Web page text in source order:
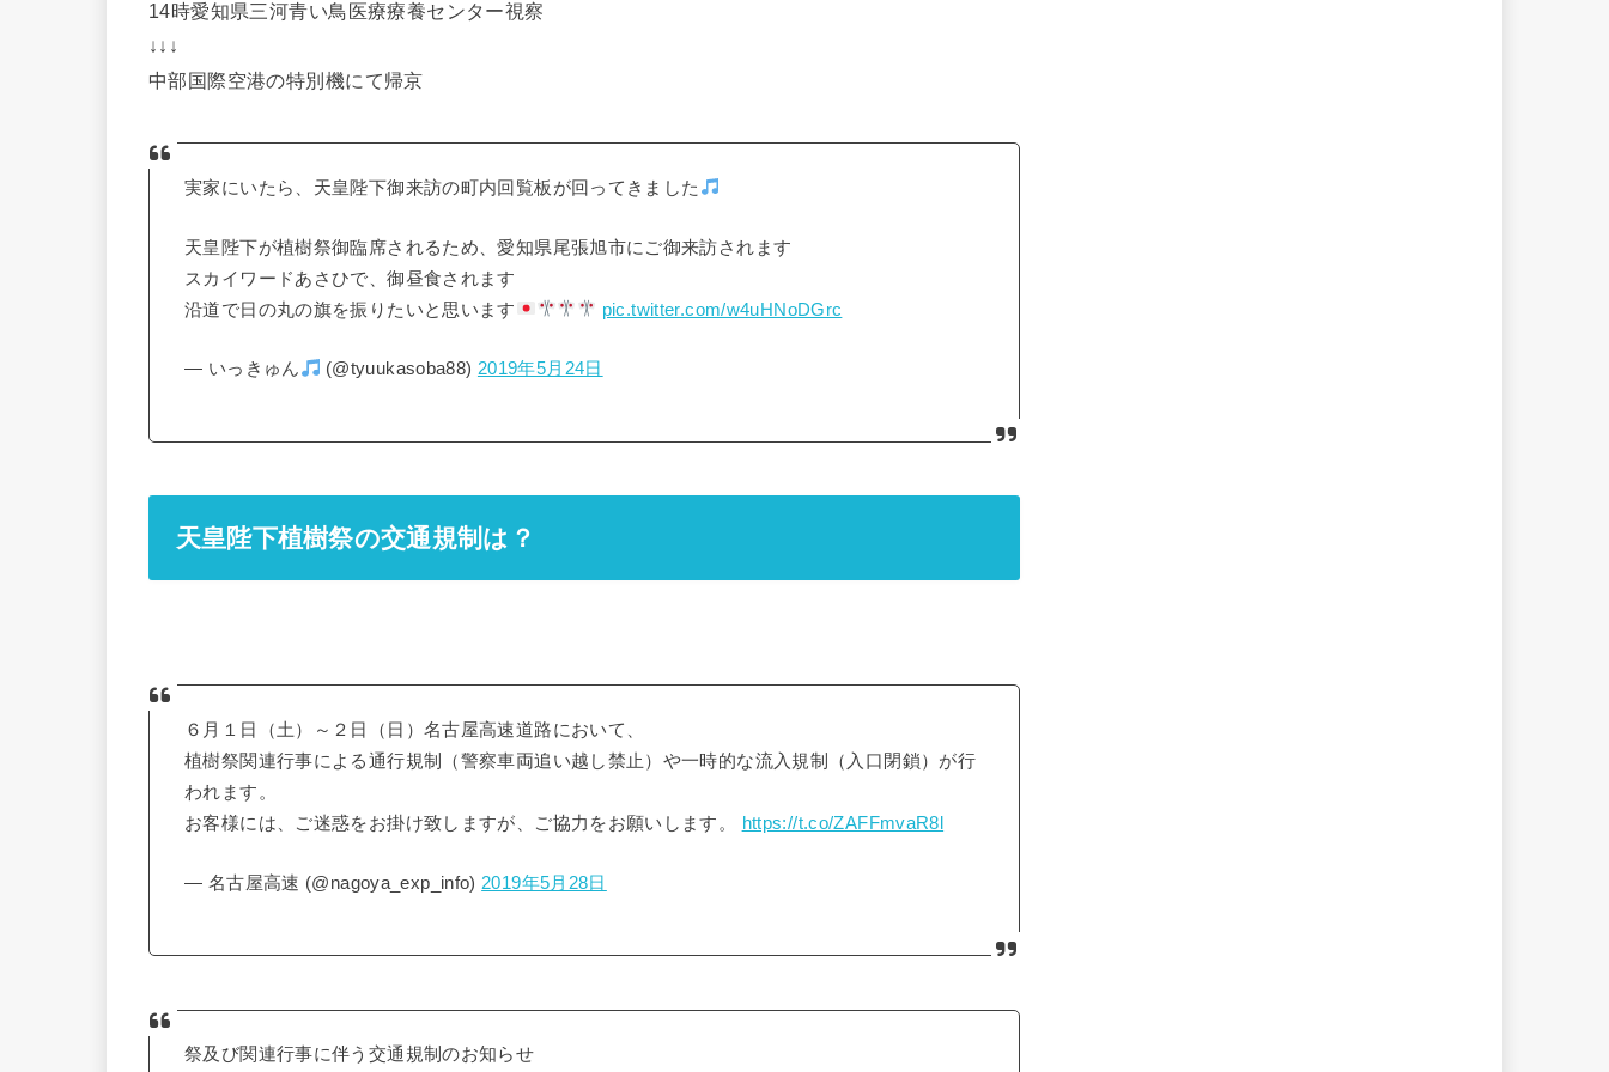
14時愛知県三河青い鳥医療療養センター視察
↓↓↓
中部国際空港の特別機にて帰京
実家にいたら、天皇陛下御来訪の町内回覧板が回ってきました
天皇陛下が植樹祭御臨席されるため、愛知県尾張旭市にご御来訪されます
スカイワードあさひで、御昼食されます
沿道で日の丸の旗を振りたいと思います
pic.twitter.com/w4uHNoDGrc
— いっきゅん (@tyuukasoba88) 2019年5月24日
天皇陛下植樹祭の交通規制は？
６月１日（土）～２日（日）名古屋高速道路において、
植樹祭関連行事による通行規制（警察車両追い越し禁止）や一時的な流入規制（入口閉鎖）が行
われます。
お客様には、ご迷惑をお掛け致しますが、ご協力をお願いします。
https://t.co/ZAFFmvaR8l
— 名古屋高速 (@nagoya_exp_info) 2019年5月28日
祭及び関連行事に伴う交通規制のお知らせ